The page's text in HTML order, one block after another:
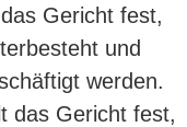
Gericht fest,
und
werden.
das Gericht fest,